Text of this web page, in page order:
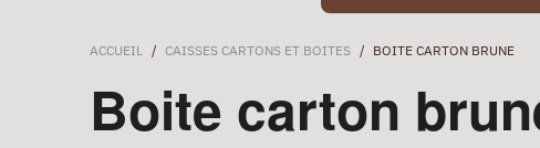
ACCUEIL / CAISSES CARTONS ET BOITES / BOITE CARTON BRUNE
Boite carton